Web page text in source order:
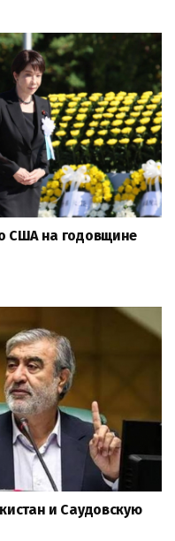
США на годовщине
и Саудовскую